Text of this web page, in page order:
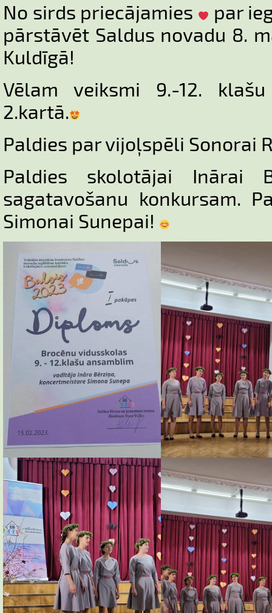
No sirds priecājamies
par
pārstāvēt Saldus novadu 8.
Kuldīgā!
Vēlam veiksmi 9.-12.
2.kartā.
Paldies par vijoļspēli Sonorai
Paldies skolotājai Inārai
sagatavošanu konkursam.
Simonai Sunepai!